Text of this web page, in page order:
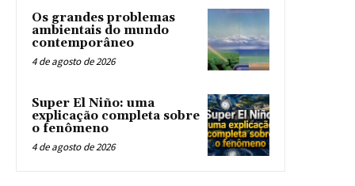
Os grandes problemas
ambientais do mundo
contemporâneo
4 de agosto de 2026
Super El Niño: uma
explicação completa sobre
o fenômeno
4 de agosto de 2026